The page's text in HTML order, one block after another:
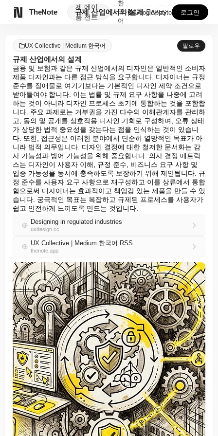
TheNote
제
품
에이
전트
규제 산업에서의 설계
한
국
어
GooglePlay
AppStore 로그인
UX Collective | Medium 한국어 팔로우
규제 산업에서의 설계
금융 및 보험과 같은 규제 산업에서의 디자인은 일반적인 소비자
제품 디자인과는 다른 접근 방식을 요구합니다. 디자이너는 규정
준수를 장애물로 여기기보다는 기본적인 디자인 제약 조건으로
받아들여야 합니다. 이는 법률 및 규제 요구 사항을 나중에 고려
하는 것이 아니라 디자인 프로세스 초기에 통합하는 것을 포함합
니다. 주요 과제로는 거부권을 가진 다수의 이해관계자를 관리하
고, 동의 및 공개를 상호작용 디자인 기회로 구성하며, 오류 상태
가 상당한 법적 중요성을 갖는다는 점을 인식하는 것이 있습니
다. 또한, 접근성은 이러한 분야에서 단순히 열망적인 목표가 아
니라 법적 의무입니다. 디자인 결정에 대한 철저한 문서화는 감
사 가능성과 방어 가능성을 위해 중요합니다. 의사 결정 매트릭
스는 디자인이 사용자 이해, 규정 준수, 비즈니스 요구 사항 및
입증 가능성을 동시에 충족하도록 보장하기 위해 제안됩니다. 규
정 준수를 사용자 요구 사항으로 재구성하고 이를 상류에서 통합
함으로써 디자이너는 효과적이고 책임감 있는 제품을 만들 수 있
습니다. 궁극적인 목표는 복잡하고 규제된 프로세스를 사용자가
쉽고 안전하게 느끼도록 만드는 것입니다.
Designing in regulated industries
uxdesign.cc
UX Collective | Medium 한국어 RSS
thenote.app